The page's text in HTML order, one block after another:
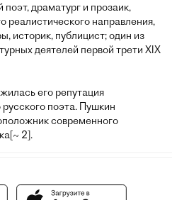
драматург и прозаик,
реалистического направления,
историк, публицист; один из
деятелей первой трети XIX
его репутация
поэта. Пушкин
современного
2].